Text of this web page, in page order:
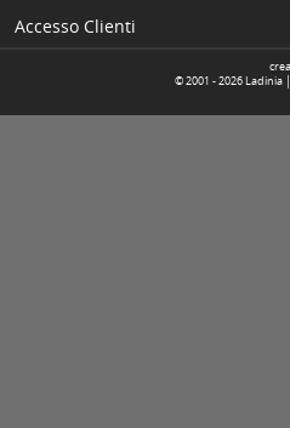
Accesso Clienti
© 2001 -2026 Ladinia